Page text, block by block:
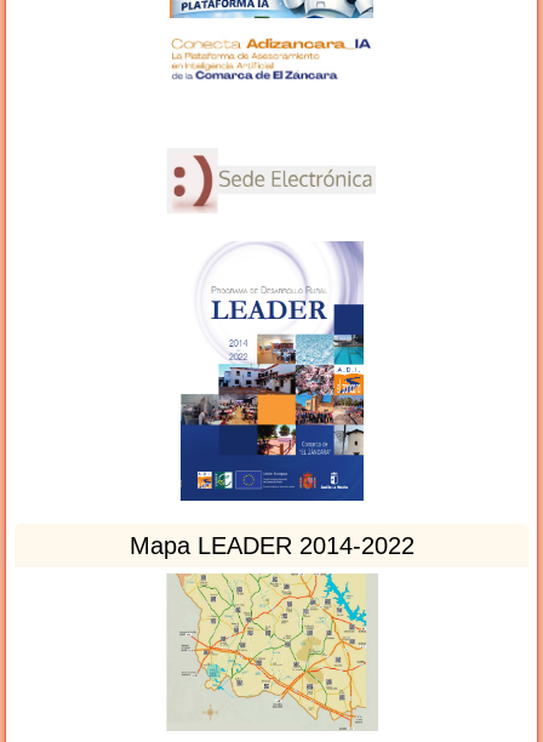
Mapa LEADER 2014-2022